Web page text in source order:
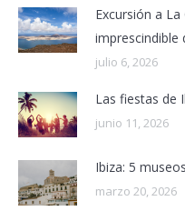
Excursión a
imprescindible
julio 6, 2026
Las fiestas de
junio 11, 2026
Ibiza: 5
marzo 20, 2026